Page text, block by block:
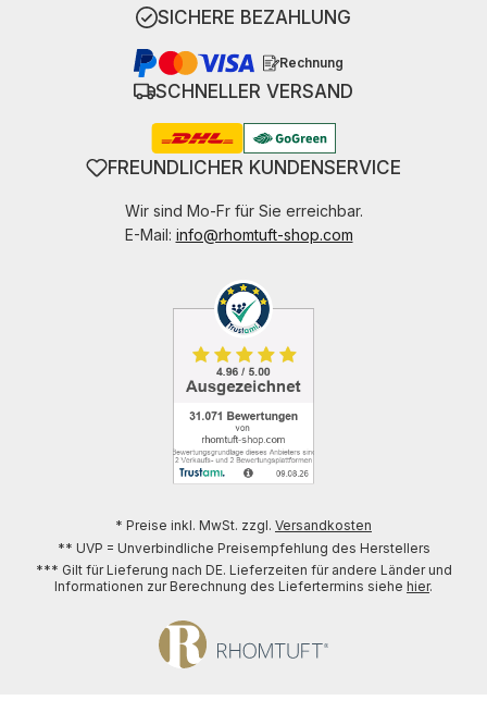
SICHERE BEZAHLUNG
Rechnung
SCHNELLER VERSAND
FREUNDLICHER KUNDENSERVICE
Wir sind Mo-Fr für Sie erreichbar.
E-Mail: info@rhomtuft-shop.com
* Preise inkl. MwSt. zzgl. Versandkosten
** UVP = Unverbindliche Preisempfehlung des Herstellers
*** Gilt für Lieferung nach DE. Lieferzeiten für andere Länder und
Informationen zur Berechnung des Liefertermins siehe hier.